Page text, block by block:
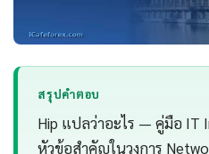
สรุปคำตอบ
Hip แปลว่าอะไร — คู่มือ IT
หัวข้อสำคัญในวงการ